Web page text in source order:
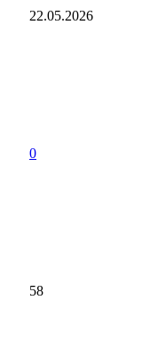
22.05.2026
0
58